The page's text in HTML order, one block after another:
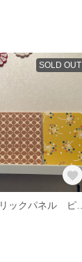
SOLD OUT